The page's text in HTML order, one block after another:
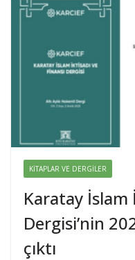
KITAPLAR VE DERGILER
Karatay İslam
Dergisi’nin
çıktı